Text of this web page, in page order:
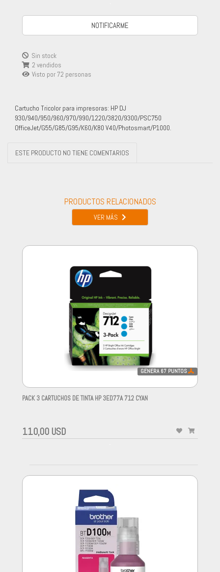
NOTIFICARME
Sin stock
2 vendidos
Visto por 72 personas
Cartucho Tricolor para impresoras: HP DJ
930/940/950/960/970/990/1220/3820/9300/PSC750
OfficeJet/G55/G85/G95/K60/K80 V40/Photosmart/P1000.
ESTE PRODUCTO NO TIENE COMENTARIOS
PRODUCTOS RELACIONADOS
VER MÁS
GENERA 67 PUNTOS
PACK 3 CARTUCHOS DE TINTA HP 3ED77A 712 CYAN
110,00 USD